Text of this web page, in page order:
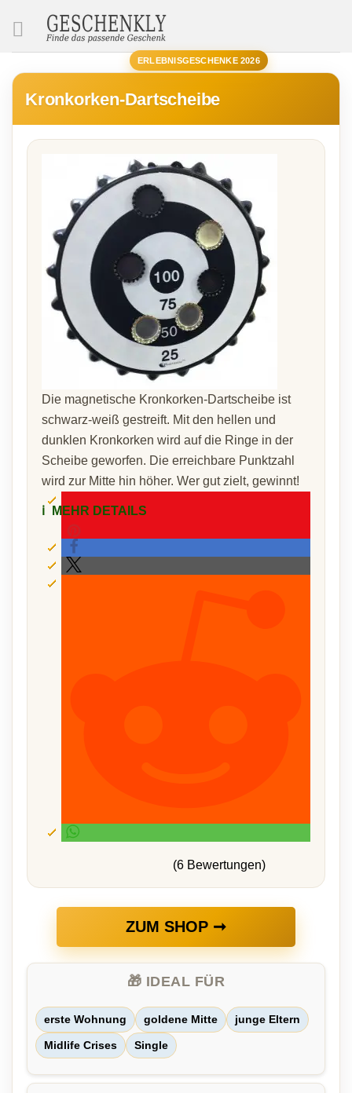
ERLEBNISGESCHENKE 2026
Kronkorken-Dartscheibe
Die magnetische Kronkorken-Dartscheibe ist
schwarz-weiß gestreift. Mit den hellen und
dunklen Kronkorken wird auf die Ringe in der
Scheibe geworfen. Die erreichbare Punktzahl
wird zur Mitte hin höher. Wer gut zielt, gewinnt!
ℹ️ MEHR DETAILS
(6 Bewertungen)
ZUM SHOP ➞
🎁 IDEAL FÜR
erste Wohnung goldene Mitte junge Eltern
Midlife Crises Single